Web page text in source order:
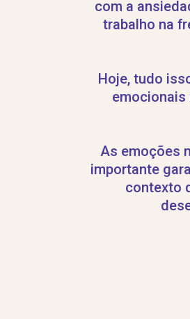
com a
trabalho na
Hoje, tudo
emocionais
As emoções
importante
contexto